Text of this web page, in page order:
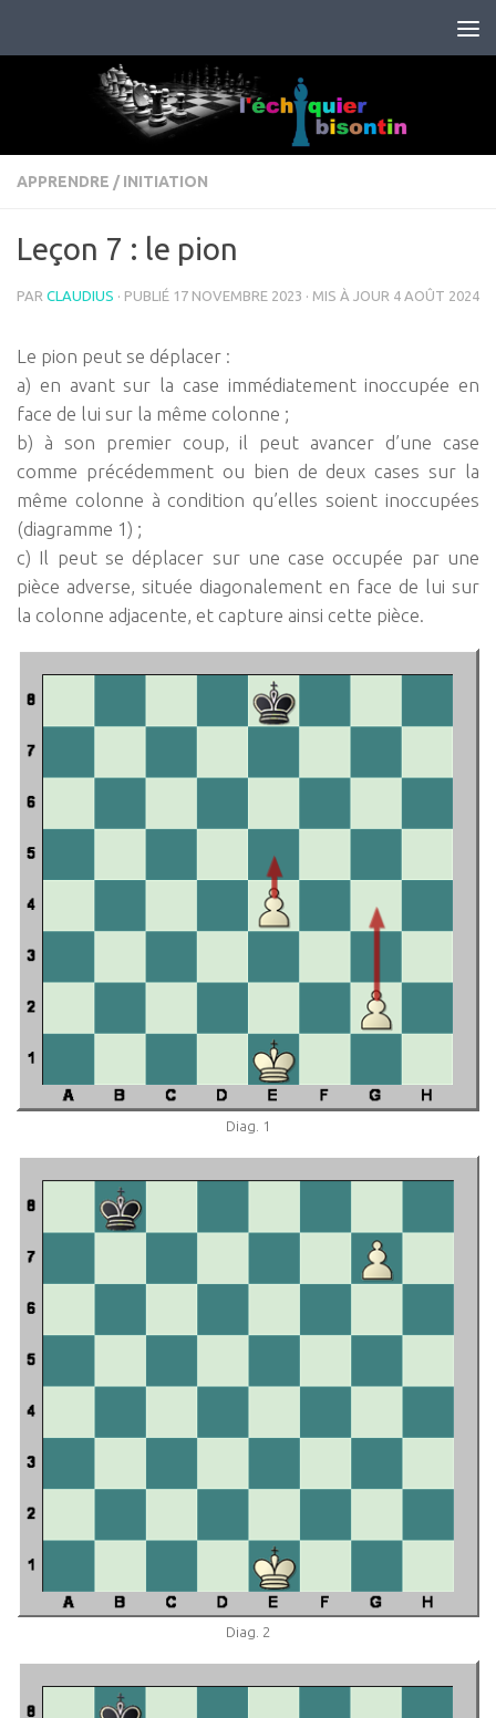
APPRENDRE / INITIATION
Leçon 7 : le pion
PAR CLAUDIUS · PUBLIÉ 17 NOVEMBRE 2023 · MIS À JOUR 4 AOÛT 2024
Le pion peut se déplacer :
a) en avant sur la case immédiatement inoccupée en
face de lui sur la même colonne ;
b) à son premier coup, il peut avancer d’une case
comme précédemment ou bien de deux cases sur la
même colonne à condition qu’elles soient inoccupées
(diagramme 1) ;
c) Il peut se déplacer sur une case occupée par une
pièce adverse, située diagonalement en face de lui sur
la colonne adjacente, et capture ainsi cette pièce.
Diag. 1
Diag. 2